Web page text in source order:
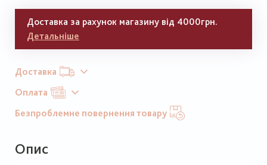
Доставка за рахунок магазину від 4000грн.
Детальніше
Доставка
Оплата
Безпроблемне повернення товару
Опис